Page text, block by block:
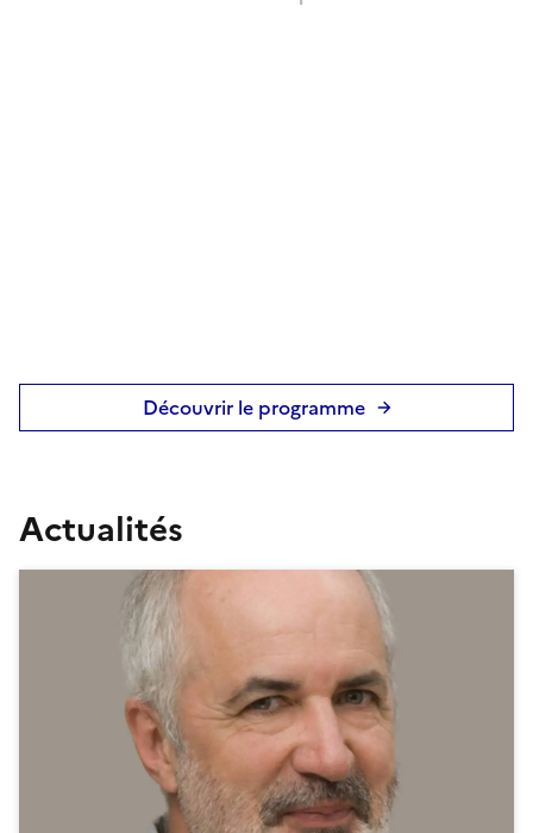
Découvrir le programme
Actualités